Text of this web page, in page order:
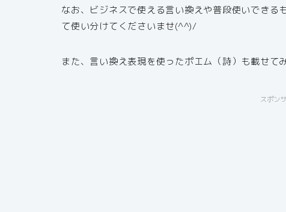
なお、ビジネスで使える言い換えや普段使いできる
て使い分けてくださいませ(^^)/
また、言い換え表現を使ったポエム（詩）も載せて
スポン